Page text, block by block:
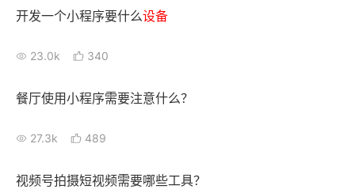
开发一个小程序要什么设备
23.0k 340
餐厅使用小程序需要注意什么？
27.3k 489
视频号拍摄短视频需要哪些工具？